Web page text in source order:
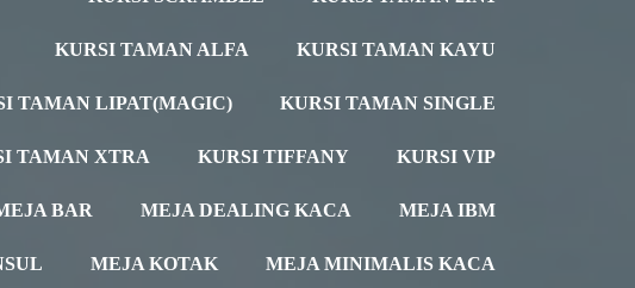
KURSI TAMAN ALFA KURSI TAMAN KAYU
TAMAN LIPAT(MAGIC) KURSI TAMAN SINGLE
TAMAN XTRA KURSI TIFFANY KURSI VIP
BAR MEJA DEALING KACA MEJA IBM
MEJA KOTAK MEJA MINIMALIS KACA